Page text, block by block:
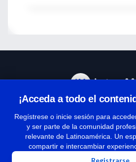
¡Acceda a todo el
Regístrese o inicie sesión para
y ser parte de la comunidad
relevante de Latinoamérica. Un
compartir e intercambiar
Registrarse
Términos y
| Políticas de